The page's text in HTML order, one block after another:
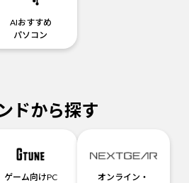
AIおすすめ
パソコン
ドから探す
ゲーム向けPC
オンライン・